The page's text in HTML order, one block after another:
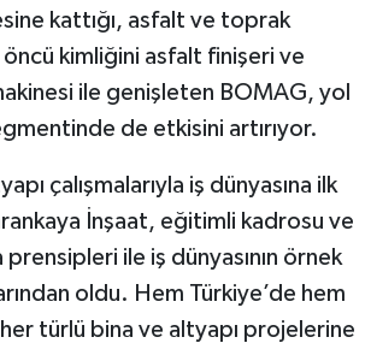
kattığı, asfalt ve toprak
kimliğini asfalt finişeri ve
ile genişleten BOMAG, yol
de etkisini artırıyor.
çalışmalarıyla iş dünyasına ilk
İnşaat, eğitimli kadrosu ve
prensipleri ile iş dünyasının örnek
oldu. Hem Türkiye’de hem
türlü bina ve altyapı projelerine